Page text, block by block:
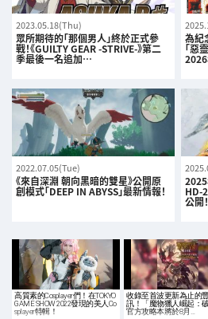
2023.05.18(Thu)
眾所期待的「那個男人」終於正式參
戰！《GUILTY GEAR -STRIVE-》第二
季最後一名追加…
為紀
「惡
2022.07.05(Tue)
《來自深淵 朝向黑暗的雙星》公開原
創模式「DEEP IN ABYSS」最新情報！ HD-
公開
高質素的Cosplayer們！在TOKYO
GAME SHOW 2022發現的美人Co
splayer特輯！
收錄至首波更新為止的
訊！「魔物獵人崛起：破
官方攻略本將於8月…